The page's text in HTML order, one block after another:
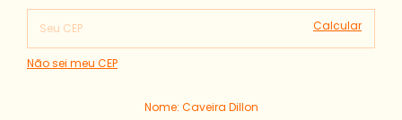
Calcular
Não sei meu CEP
Nome: Caveira Dillon